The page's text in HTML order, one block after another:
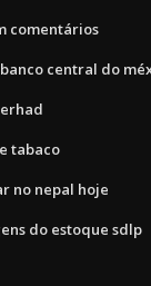
comentários
central do
tabaco
no nepal hoje
do estoque sdlp